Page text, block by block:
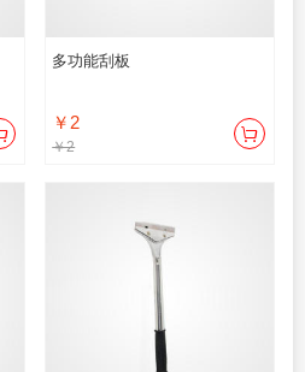
多功能刮板
￥2
￥2